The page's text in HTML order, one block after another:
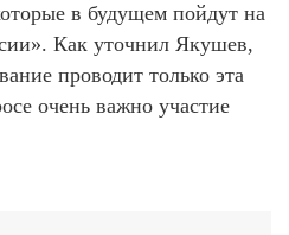
в будущем пойдут на
Как уточнил Якушев,
проводит только эта
очень важно участие